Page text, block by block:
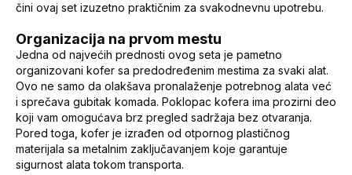
čini ovaj set izuzetno praktičnim za svakodnevnu upotrebu.
Organizacija na prvom mestu
Jedna od najvećih prednosti ovog seta je pametno
organizovani kofer sa predodređenim mestima za svaki alat.
Ovo ne samo da olakšava pronalaženje potrebnog alata već
i sprečava gubitak komada. Poklopac kofera ima prozirni deo
koji vam omogućava brz pregled sadržaja bez otvaranja.
Pored toga, kofer je izrađen od otpornog plastičnog
materijala sa metalnim zaključavanjem koje garantuje
sigurnost alata tokom transporta.